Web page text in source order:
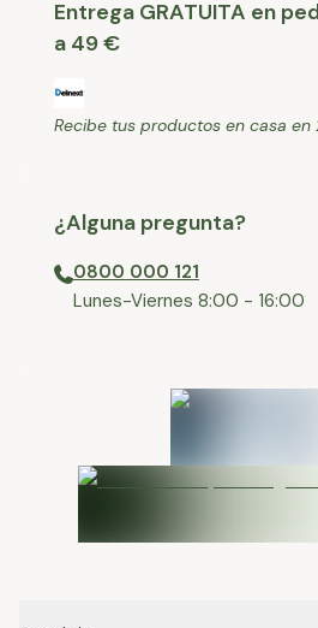
Entrega GRATUITA en
a 49 €
Recibe tus productos en casa
¿Alguna pregunta?
0800 000 121
⁠Lunes-Viernes 8:00 - 16:00